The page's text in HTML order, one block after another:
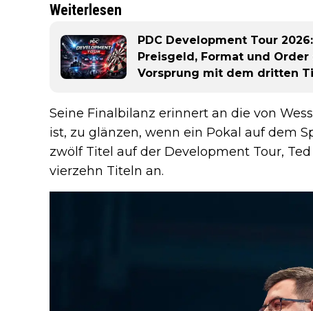
Weiterlesen
PDC Development Tour
Preisgeld, Format und
Vorsprung mit dem dritten
Seine Finalbilanz erinnert an die von
ist, zu glänzen, wenn ein Pokal auf dem
zwölf Titel auf der Development Tour,
vierzehn Titeln an.